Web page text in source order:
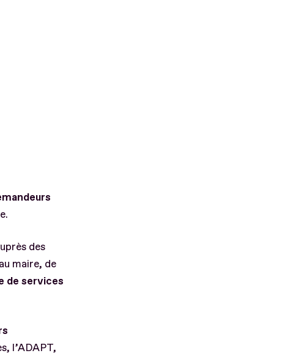
des
maire, de
de services
l’ADAPT,